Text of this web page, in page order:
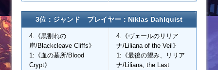
3位：ジャンド プレイヤー：Niklas Dahlquist
4:《黒割れの
崖/Blackcleave Cliffs》
1:《血の墓所/Blood
Crypt》
4:《ヴェールのリリア
ナ/Liliana of the Veil》
1:《最後の望み、リリア
ナ/Liliana, the Last